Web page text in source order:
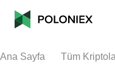
Ana Sayfa Tüm